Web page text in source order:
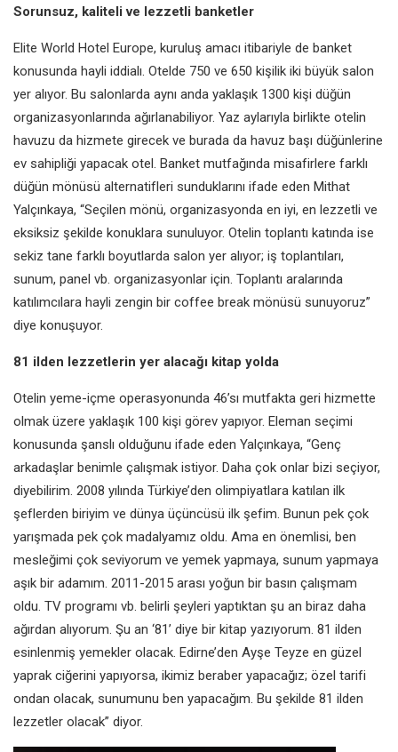
Sorunsuz, kaliteli ve lezzetli banketler
Elite World Hotel Europe, kuruluş amacı itibariyle de banket
konusunda hayli iddialı. Otelde 750 ve 650 kişilik iki büyük salon
yer alıyor. Bu salonlarda aynı anda yaklaşık 1300 kişi düğün
organizasyonlarında ağırlanabiliyor. Yaz aylarıyla birlikte otelin
havuzu da hizmete girecek ve burada da havuz başı düğünlerine
ev sahipliği yapacak otel. Banket mutfağında misafirlere farklı
düğün mönüsü alternatifleri sunduklarını ifade eden Mithat
Yalçınkaya, “Seçilen mönü, organizasyonda en iyi, en lezzetli ve
eksiksiz şekilde konuklara sunuluyor. Otelin toplantı katında ise
sekiz tane farklı boyutlarda salon yer alıyor; iş toplantıları,
sunum, panel vb. organizasyonlar için. Toplantı aralarında
katılımcılara hayli zengin bir coffee break mönüsü sunuyoruz”
diye konuşuyor.
81 ilden lezzetlerin yer alacağı kitap yolda
Otelin yeme-içme operasyonunda 46’sı mutfakta geri hizmette
olmak üzere yaklaşık 100 kişi görev yapıyor. Eleman seçimi
konusunda şanslı olduğunu ifade eden Yalçınkaya, “Genç
arkadaşlar benimle çalışmak istiyor. Daha çok onlar bizi seçiyor,
diyebilirim. 2008 yılında Türkiye’den olimpiyatlara katılan ilk
şeflerden biriyim ve dünya üçüncüsü ilk şefim. Bunun pek çok
yarışmada pek çok madalyamız oldu. Ama en önemlisi, ben
mesleğimi çok seviyorum ve yemek yapmaya, sunum yapmaya
aşık bir adamım. 2011-2015 arası yoğun bir basın çalışmam
oldu. TV programı vb. belirli şeyleri yaptıktan şu an biraz daha
ağırdan alıyorum. Şu an ‘81’ diye bir kitap yazıyorum. 81 ilden
esinlenmiş yemekler olacak. Edirne’den Ayşe Teyze en güzel
yaprak ciğerini yapıyorsa, ikimiz beraber yapacağız; özel tarifi
ondan olacak, sunumunu ben yapacağım. Bu şekilde 81 ilden
lezzetler olacak” diyor.